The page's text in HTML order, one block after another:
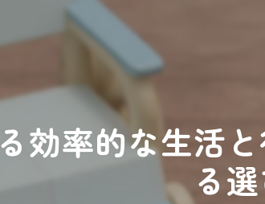
効率的な生活
る